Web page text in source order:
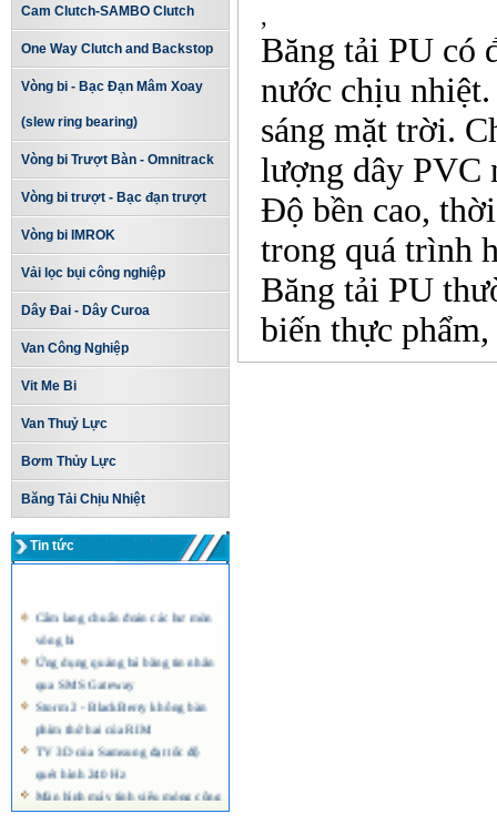
Cam Clutch-SAMBO Clutch
One Way Clutch and Backstop
Vòng bi - Bạc Đạn Mâm Xoay
(slew ring bearing)
Vòng bi Trượt Bàn - Omnitrack
Vòng bi trượt - Bạc đạn trượt
Vòng bi IMROK
Vải lọc bụi công nghiệp
Dây Đai - Dây Curoa
Van Công Nghiệp
Vit Me Bi
Van Thuỷ Lực
Bơm Thủy Lực
Băng Tải Chịu Nhiệt
Tin tức
Cẩm lang chuẩn đoán các hư mòn
vòng bi
Ứng dụng quảng bá bằng tin nhắn
qua SMS Gateway
Storm 2 - BlackBerry không bàn
phím thứ hai của RIM
TV 3D của Samsung đạt tốc độ
quét hình 240 Hz
Màn hình máy tính siêu mỏng công
nghệ LED của Acer
,
Băng tải PU có
nước chịu
sáng mặt trời.
lượng dây PVC
Độ bền cao,
trong quá trình
Băng tải PU
biến thực